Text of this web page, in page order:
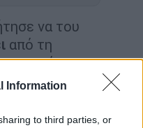
Information
to third parties, or
να του
από τη
σε περίπτωση που
λάβει μια